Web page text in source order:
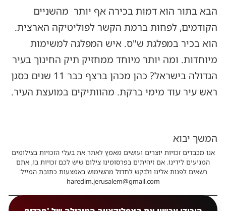
הבא בתור הוא דמות בכירה אף יותר מהשניים
הקודמים, לפחות ברמת הקשר לפוליטיקה הארצית.
הוא בכיר במפלגת ש"ס. איש המפלגה למשימות
מיוחדות. ומה יותר מיוחד ממחזיק תיק החינוך בעיר
הגדולה בישראל? כהן מכהן ברצף כבר 11 שנים כסגן
ראש עיר עוד מימי ברקת. מהוותיקים במועצת העיר.
המשך יבוא
אנו מכבדים זכויות יוצרים ועושים מאמץ לאתר את בעלי הזכויות בצילומים
המגיעים לידינו. אם זיהיתים בפרסומינו צילום שיש לכם זכויות בו, אתם
רשאים לפנות אלינו ולבקש לחדול מהשימוש באמצעות כתובת המייל:
haredim.jerusalem@gmail.com